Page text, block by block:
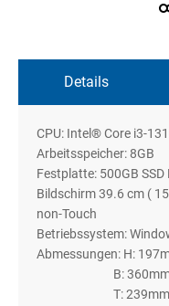
Details
CPU: Intel® Core i3-
Arbeitsspeicher: 8GB
Festplatte: 500GB SSD
Bildschirm 39.6 cm (
non-Touch
Betriebssystem:
Abmessungen: H:
B:
T: 239mm